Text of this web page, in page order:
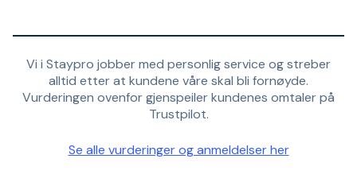
Vi i Staypro jobber med personlig service og streber
alltid etter at kundene våre skal bli fornøyde.
Vurderingen ovenfor gjenspeiler kundenes omtaler på
Trustpilot.
Se alle vurderinger og anmeldelser her